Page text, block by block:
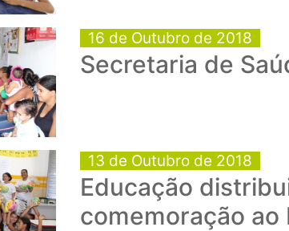
16 de Outubro de 2018
Secretaria de
13 de Outubro de 2018
Educação
comemoração ao